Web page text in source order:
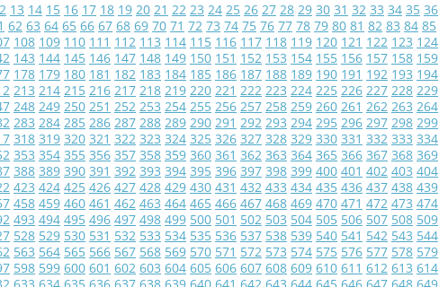
13 14 15 16 17 18 19 20 21 22 23 24 25 26 27 28 29 30 31 32 33 34 35 36
62 63 64 65 66 67 68 69 70 71 72 73 74 75 76 77 78 79 80 81 82 83 84 85
108 109 110 111 112 113 114 115 116 117 118 119 120 121 122 123 124
143 144 145 146 147 148 149 150 151 152 153 154 155 156 157 158 159
178 179 180 181 182 183 184 185 186 187 188 189 190 191 192 193 194
213 214 215 216 217 218 219 220 221 222 223 224 225 226 227 228 229
248 249 250 251 252 253 254 255 256 257 258 259 260 261 262 263 264
283 284 285 286 287 288 289 290 291 292 293 294 295 296 297 298 299
318 319 320 321 322 323 324 325 326 327 328 329 330 331 332 333 334
353 354 355 356 357 358 359 360 361 362 363 364 365 366 367 368 369
388 389 390 391 392 393 394 395 396 397 398 399 400 401 402 403 404
423 424 425 426 427 428 429 430 431 432 433 434 435 436 437 438 439
458 459 460 461 462 463 464 465 466 467 468 469 470 471 472 473 474
493 494 495 496 497 498 499 500 501 502 503 504 505 506 507 508 509
528 529 530 531 532 533 534 535 536 537 538 539 540 541 542 543 544
563 564 565 566 567 568 569 570 571 572 573 574 575 576 577 578 579
598 599 600 601 602 603 604 605 606 607 608 609 610 611 612 613 614